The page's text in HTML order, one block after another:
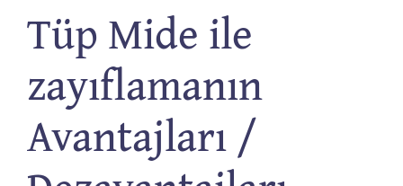
Tüp Mide ile
zayıflamanın
Avantajları /